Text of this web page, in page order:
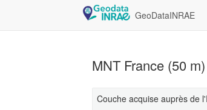
GeoDataINRAE
MNT France (50 m)
Couche acquise auprès de